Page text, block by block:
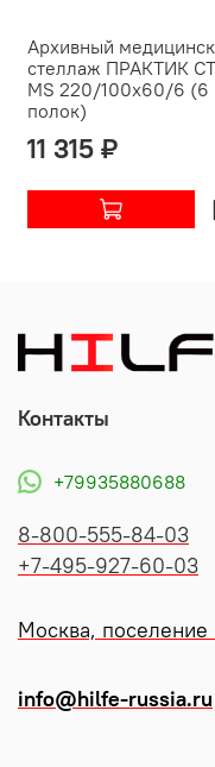
Архивный
стеллаж ПРАКТИК
MS 220/100х60/6 (6
полок)
11 315 ₽
Контакты
+79935880688
8-800-555-84-03
+7-495-927-60-03
Москва,
info@hilfe-russia.ru